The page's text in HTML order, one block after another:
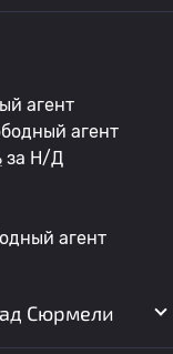
агент
агент
за Н/Д
агент
Сюрмели